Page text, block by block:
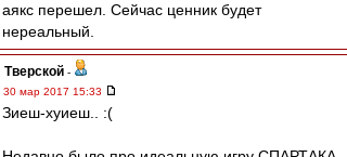
аякс перешел. Сейчас ценник будет
нереальный.
Тверской -
30 мар 2017 15:33
Зиеш-хуиеш.. :(